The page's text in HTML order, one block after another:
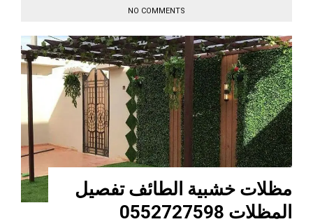
NO COMMENTS
مظلات خشبية الطائف تفصيل
المظلات 0552727598